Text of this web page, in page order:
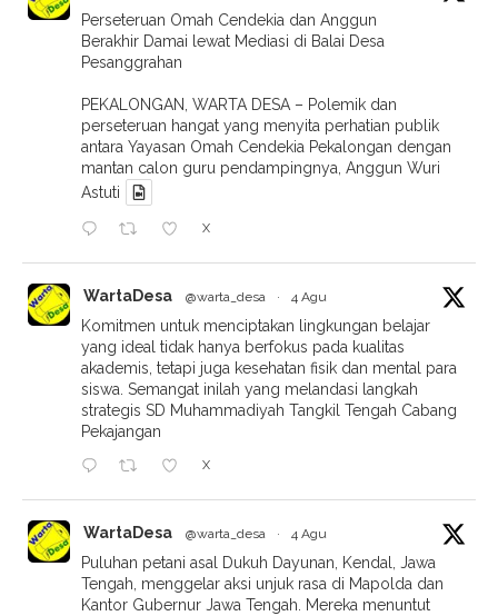
Perseteruan Omah Cendekia dan Anggun
Berakhir Damai lewat Mediasi di Balai Desa
Pesanggrahan
PEKALONGAN, WARTA DESA – Polemik dan
perseteruan hangat yang menyita perhatian publik
antara Yayasan Omah Cendekia Pekalongan dengan
mantan calon guru pendampingnya, Anggun Wuri
Astuti
X
WartaDesa @warta_desa · 4 Agu
Komitmen untuk menciptakan lingkungan belajar
yang ideal tidak hanya berfokus pada kualitas
akademis, tetapi juga kesehatan fisik dan mental para
siswa. Semangat inilah yang melandasi langkah
strategis SD Muhammadiyah Tangkil Tengah Cabang
Pekajangan
X
WartaDesa @warta_desa · 4 Agu
Puluhan petani asal Dukuh Dayunan, Kendal, Jawa
Tengah, menggelar aksi unjuk rasa di Mapolda dan
Kantor Gubernur Jawa Tengah. Mereka menuntut